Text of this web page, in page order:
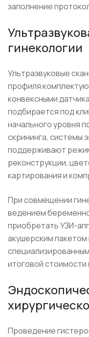
заполнение
гинекологии
Ультразвуковые
профиля
конвексными
подбирается под
начального уровня
скрининга, системы
поддерживают
реконструкции,
картирования и
При совмещении
ведением
приобретать УЗИ-
акушерским
итоговой стоимости
Проведение